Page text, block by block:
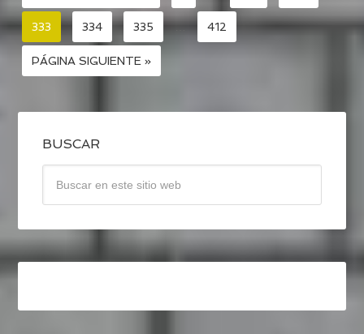
333 334 335 412
PÁGINA SIGUIENTE »
BUSCAR